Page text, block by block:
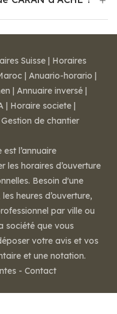
Suisse | Horaires
| Anuario-horario |
| Annuaire inversé |
| Horaire societe |
Gestion de chantier
l’annuaire
les horaires d’ouverture
Besoin d'une
heures d’ouverture,
par ville ou
société que vous
votre avis et vos
et une notation.
- Contact